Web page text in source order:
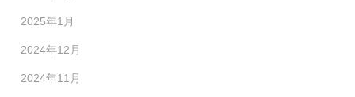
2025年1月
2024年12月
2024年11月